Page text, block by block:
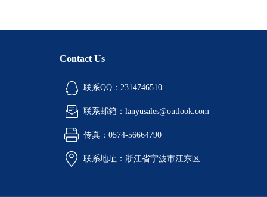
Contact Us
联系QQ：2314746510
联系邮箱：lanyusales@outlook.com
传真：0574-56664790
联系地址：浙江省宁波市江东区